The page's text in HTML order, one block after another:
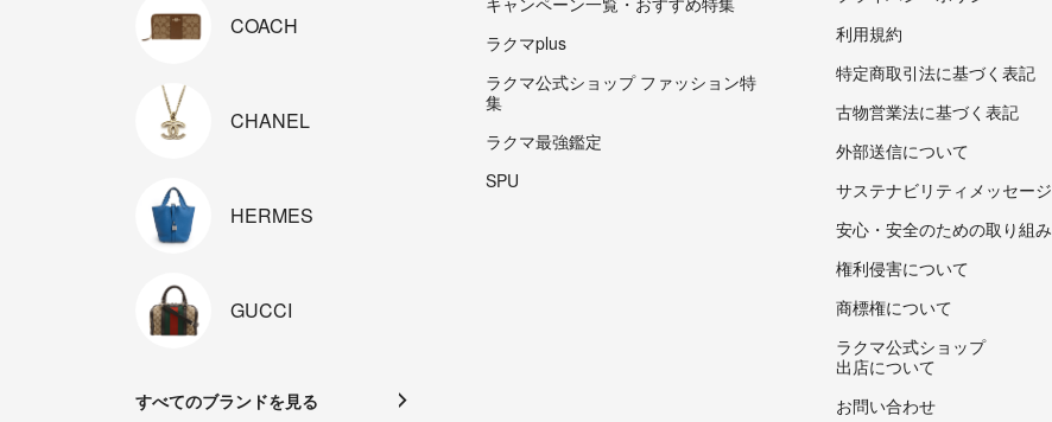
COACH
CHANEL
HERMES
GUCCI
すべてのブランドを見る
ラクマplus
ラクマ公式ショップ ファッション特
集
ラクマ最強鑑定
SPU
利用規約
特定商取引法に基づく表記
古物営業法に基づく表記
外部送信について
サステナビリティメッセージ
安心・安全のための取り組み
権利侵害について
商標権について
ラクマ公式ショップ
出店について
お問い合わせ